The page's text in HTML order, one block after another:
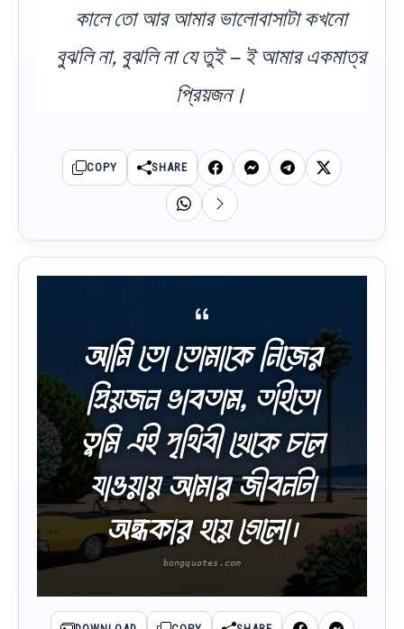
কালে তো আর আমার ভালোবাসাটা কখনো
বুঝলি না, বুঝলি না যে তুই – ই আমার একমাত্র
প্রিয়জন।
COPY SHARE
আমি তো তোমাকে নিজের
প্রিয়জন ভাবতাম, তাইতো
তুমি এই পৃথিবী থেকে চলে
যাওয়ায় আমার জীবনটা
অন্ধকার হয়ে গেলো।